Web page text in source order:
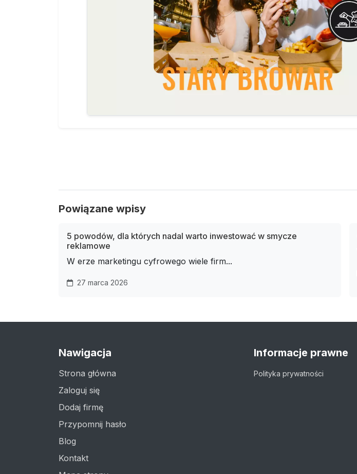
Powiązane wpisy
5 powodów, dla których nadal warto inwestować w smycze
reklamowe
W erze marketingu cyfrowego wiele firm...
27 marca 2026
Nawigacja
Strona główna
Zaloguj się
Dodaj firmę
Przypomnij hasło
Blog
Kontakt
Informacje prawne
Polityka prywatności